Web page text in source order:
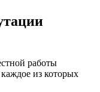
работы
из которых